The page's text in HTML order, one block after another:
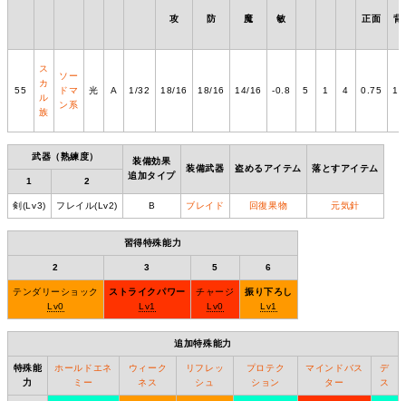
攻 防 魔 敏 正面 背
55
ス
カ
ル
族
ソー
ドマ
ン系
光 A 1/32 18/16 18/16 14/16 -0.8 5 1 4 0.75
武器（熟練度）
装備効果
追加タイプ
装備武器 盗めるアイテム
落とすアイテム
1
2
剣(Lv3) フレイル(Lv2) B ブレイド 回復果物 元気針
習得特殊能力
2 3 5 6
テンダリーショック
Lv0
ストライクパワー
Lv1
チャージ
Lv0
振り下ろし
Lv1
追加特殊能力
特殊能
力
ホールドエネ
ミー
ウィーク
ネス
リフレッ
シュ
プロテク
ション
マインドバス
ター
デ
ス